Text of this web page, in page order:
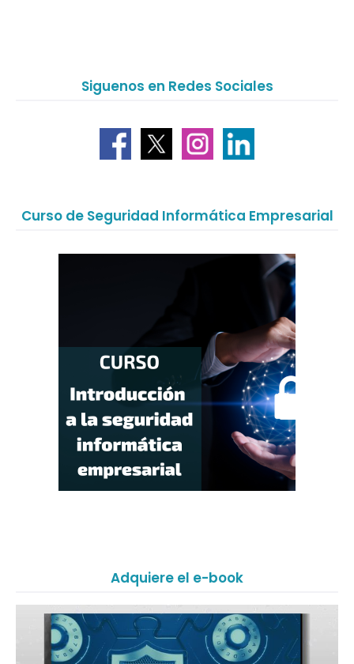
Siguenos en Redes Sociales
Curso de Seguridad Informática Empresarial
Adquiere el e-book